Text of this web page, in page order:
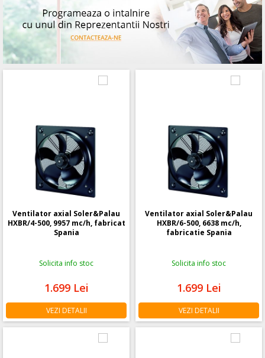
Ventilator axial Soler&Palau
HXBR/4-500, 9957 mc/h, fabricat
Spania
Solicita info stoc
1.699 Lei
VEZI DETALII
Ventilator axial Soler&Palau
HXBR/6-500, 6638 mc/h,
fabricatie Spania
Solicita info stoc
1.699 Lei
VEZI DETALII